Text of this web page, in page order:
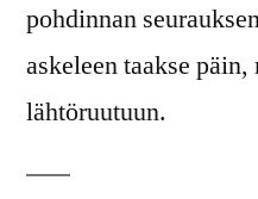
pohdinnan
askeleen taakse
lähtöruutuun.